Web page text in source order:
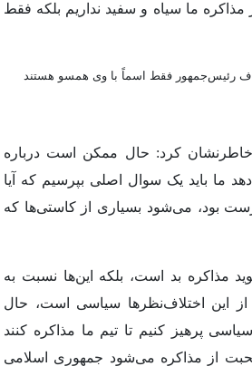
ما سیاه و سفید نداریم بلکه فقط
کرد: حال ممکن است درباره
ما باید یک سوال اصلی بپرسیم که آیا
بود، می‌شود بسیاری از کاستی‌ها که
مذاکره بد است، بلکه این‌ها نسبت به
این اختلاف‌نظرها سیاسی است، حال
پرهیز کنیم تا تیم ما مذاکره کنند
از مذاکره می‌شود جمهوری اسلامی